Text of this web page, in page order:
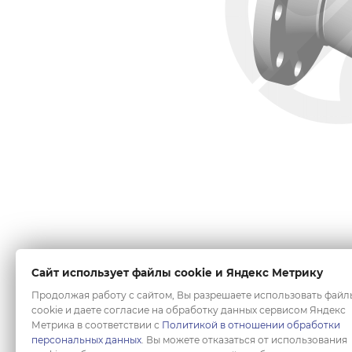
Сайт использует файлы cookie и Яндекс Метрику
Продолжая работу с сайтом, Вы разрешаете использовать
cookie и даете согласие на обработку данных сервисом Яндекс
Метрика в соответствии с Политикой в отношении обработки
персональных данных. Вы можете отказаться от использования